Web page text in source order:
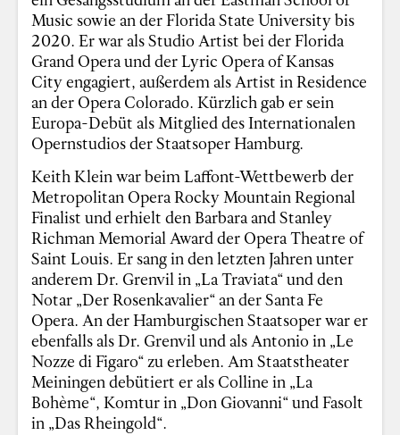
Music sowie an der Florida State University bis
2020. Er war als Studio Artist bei der Florida
Grand Opera und der Lyric Opera of Kansas
City engagiert, außerdem als Artist in Residence
an der Opera Colorado. Kürzlich gab er sein
Europa-Debüt als Mitglied des Internationalen
Opernstudios der Staatsoper Hamburg.
Keith Klein war beim Laffont-Wettbewerb der
Metropolitan Opera Rocky Mountain Regional
Finalist und erhielt den Barbara and Stanley
Richman Memorial Award der Opera Theatre of
Saint Louis. Er sang in den letzten Jahren unter
anderem Dr. Grenvil in „La Traviata“ und den
Notar „Der Rosenkavalier“ an der Santa Fe
Opera. An der Hamburgischen Staatsoper war er
ebenfalls als Dr. Grenvil und als Antonio in „Le
Nozze di Figaro“ zu erleben. Am Staatstheater
Meiningen debütiert er als Colline in „La
Bohème“, Komtur in „Don Giovanni“ und Fasolt
in „Das Rheingold“.